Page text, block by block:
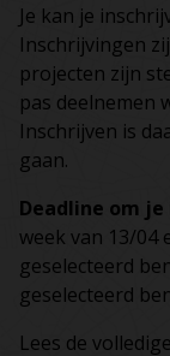
Je kan je
Inschrijvingen
projecten zijn
pas deelnemen
Inschrijven is
gaan.
Deadline om
week van 13/04
geselecteerd
geselecteerd
Lees de volledige